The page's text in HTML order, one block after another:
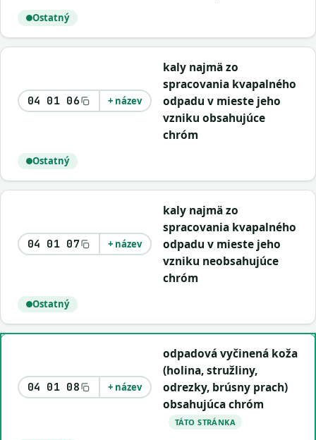
Ostatný
04 01 06 + název
kaly najmä zo
spracovania kvapalného
odpadu v mieste jeho
vzniku obsahujúce
chróm
Ostatný
04 01 07 + název
kaly najmä zo
spracovania kvapalného
odpadu v mieste jeho
vzniku neobsahujúce
chróm
Ostatný
04 01 08 + název
odpadová vyčinená koža
(holina, stružliny,
odrezky, brúsny prach)
obsahujúca chróm
TÁTO STRÁNKA